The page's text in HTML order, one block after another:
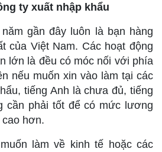
ty xuất nhập khẩu
gần đây luôn là bạn hàng
của Việt Nam. Các hoạt động
lớn là đều có móc nối với phía
nếu muốn xin vào làm tại các
tiếng Anh là chưa đủ, tiếng
cần phải tốt để có mức lương
hơn.
làm về kinh tế hoặc các